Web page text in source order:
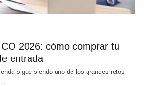
2026: cómo comprar tu
entrada
sigue siendo uno de los grandes retos